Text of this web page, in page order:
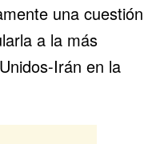
una cuestión
a la más
Irán en la